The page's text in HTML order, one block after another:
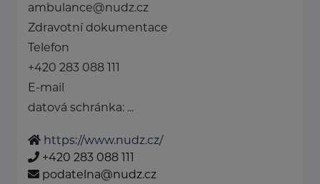
ambulance@nudz.cz
Zdravotní dokumentace
Telefon
+420 283 088 111
E-mail
datová schránka: ...
https://www.nudz.cz/
+420 283 088 111
podatelna@nudz.cz